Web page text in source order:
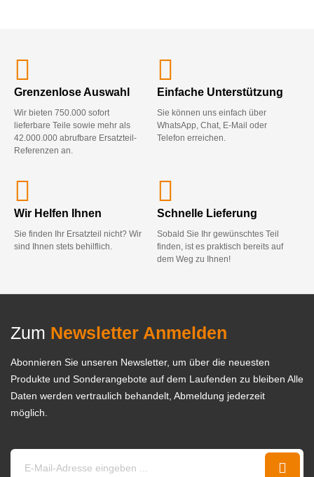
Grenzenlose Auswahl
Wir bieten 750.000 sofort
lieferbare Teile sowie mehr als
42.000.000 abrufbare Ersatzteil-
Referenzen an.
Einfache Unterstützung
Sie können uns einfach über
WhatsApp, Chat, E-Mail oder
Telefon erreichen.
Wir Helfen Ihnen
Sie finden Ihr Ersatzteil nicht? Wir
sind Ihnen stets behilflich.
Schnelle Lieferung
Sobald Sie Ihr gewünschtes Teil
finden, ist es praktisch bereits auf
dem Weg zu Ihnen!
Zum Newsletter Anmelden
Abonnieren Sie unseren Newsletter, um über die neuesten
Produkte und Sonderangebote auf dem Laufenden zu bleiben Alle
Daten werden vertraulich behandelt, Abmeldung jederzeit
möglich.